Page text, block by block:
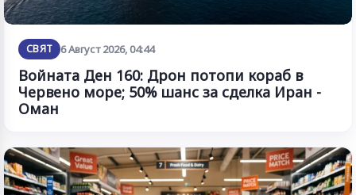
СВЯТ 6 Август 2026, 04:44
Войната Ден 160: Дрон потопи кораб в
Червено море; 50% шанс за сделка Иран -
Оман